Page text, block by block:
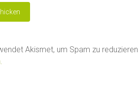
Akismet, um Spam zu reduzieren.